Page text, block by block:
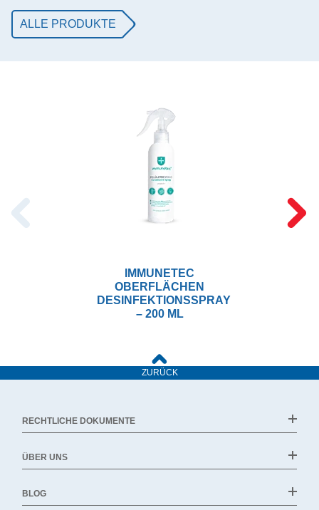
ALLE PRODUKTE
IMMUNETEC
OBERFLÄCHEN
DESINFEKTIONSSPRAY
– 200 ML
ZURÜCK
RECHTLICHE DOKUMENTE
ÜBER UNS
BLOG